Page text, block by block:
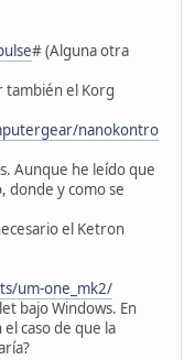
# (Alguna otra
también el Korg
nanokontro
Aunque he leído que
donde y como se
el Ketron
um-one_mk2/
bajo Windows. En
caso de que la